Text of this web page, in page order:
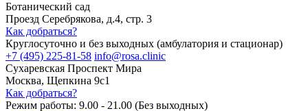
Ботанический сад
Проезд Серебрякова, д.4, стр. 3
Как добраться?
Круглосуточно и без выходных (амбулатория и стационар)
+7 (495) 225-81-58 info@rosa.clinic
Сухаревская Проспект Мира
Москва, Щепкина 9с1
Как добраться?
Режим работы: 9.00 - 21.00 (Без выходных)